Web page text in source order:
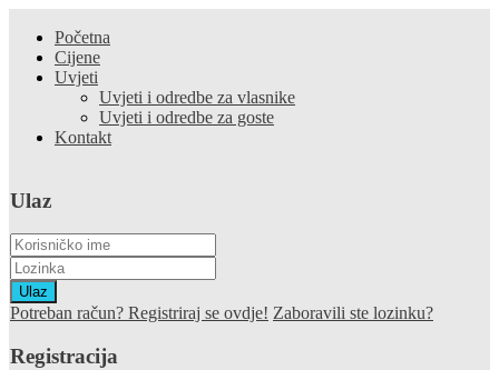
Početna
Cijene
Uvjeti
Uvjeti i odredbe za vlasnike
Uvjeti i odredbe za goste
Kontakt
Ulaz
Ulaz
Potreban račun? Registriraj se ovdje! Zaboravili ste lozinku?
Registracija